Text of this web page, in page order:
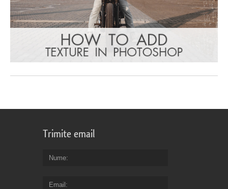
Trimite email
Nume
Email